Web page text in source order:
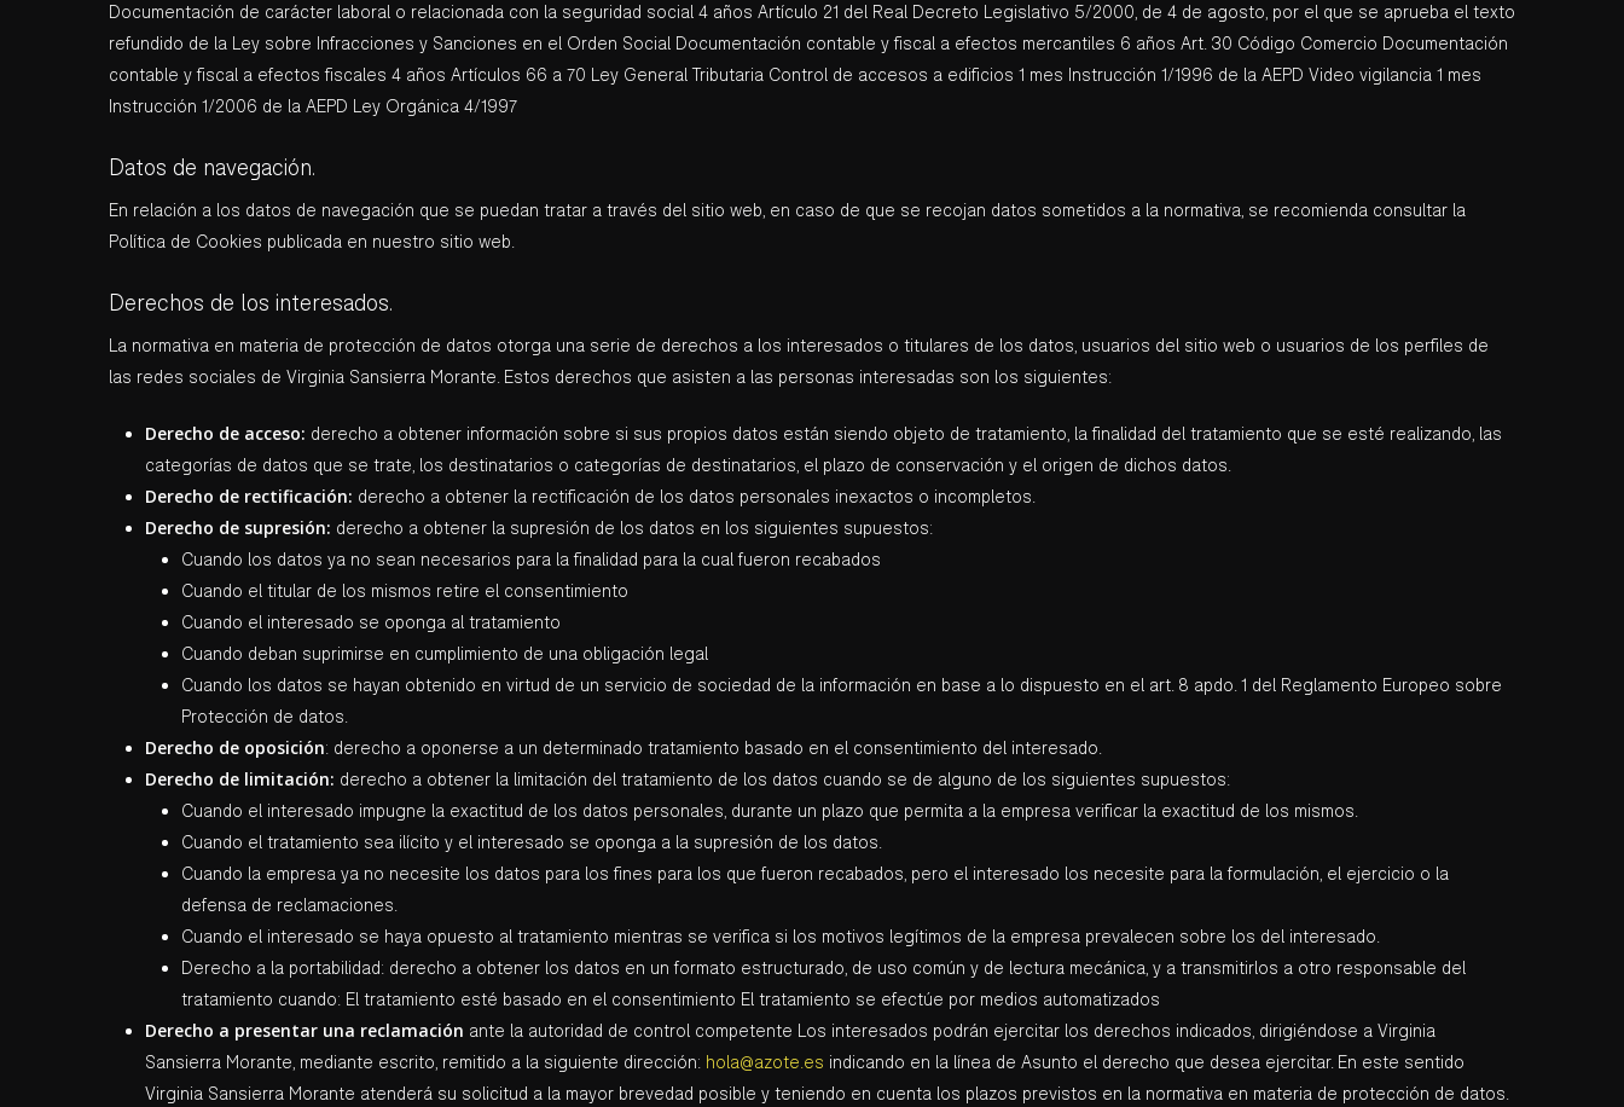
Documentación de carácter laboral o relacionada con la seguridad social 4 años Artículo 21 del Real Decreto Legislativo 5/2000, de 4 de agosto, por el que se aprueba el texto
refundido de la Ley sobre Infracciones y Sanciones en el Orden Social Documentación contable y fiscal a efectos mercantiles 6 años Art. 30 Código Comercio Documentación
contable y fiscal a efectos fiscales 4 años Artículos 66 a 70 Ley General Tributaria Control de accesos a edificios 1 mes Instrucción 1/1996 de la AEPD Video vigilancia 1 mes
Instrucción 1/2006 de la AEPD Ley Orgánica 4/1997
Datos de navegación.
En relación a los datos de navegación que se puedan tratar a través del sitio web, en caso de que se recojan datos sometidos a la normativa, se recomienda consultar la
Política de Cookies publicada en nuestro sitio web.
Derechos de los interesados.
La normativa en materia de protección de datos otorga una serie de derechos a los interesados o titulares de los datos, usuarios del sitio web o usuarios de los perfiles de
las redes sociales de Virginia Sansierra Morante. Estos derechos que asisten a las personas interesadas son los siguientes:
Derecho de acceso: derecho a obtener información sobre si sus propios datos están siendo objeto de tratamiento, la finalidad del tratamiento que se esté realizando, las
categorías de datos que se trate, los destinatarios o categorías de destinatarios, el plazo de conservación y el origen de dichos datos.
Derecho de rectificación: derecho a obtener la rectificación de los datos personales inexactos o incompletos.
Derecho de supresión: derecho a obtener la supresión de los datos en los siguientes supuestos:
Cuando los datos ya no sean necesarios para la finalidad para la cual fueron recabados
Cuando el titular de los mismos retire el consentimiento
Cuando el interesado se oponga al tratamiento
Cuando deban suprimirse en cumplimiento de una obligación legal
Cuando los datos se hayan obtenido en virtud de un servicio de sociedad de la información en base a lo dispuesto en el art. 8 apdo. 1 del Reglamento Europeo sobre
Protección de datos.
Derecho de oposición: derecho a oponerse a un determinado tratamiento basado en el consentimiento del interesado.
Derecho de limitación: derecho a obtener la limitación del tratamiento de los datos cuando se de alguno de los siguientes supuestos:
Cuando el interesado impugne la exactitud de los datos personales, durante un plazo que permita a la empresa verificar la exactitud de los mismos.
Cuando el tratamiento sea ilícito y el interesado se oponga a la supresión de los datos.
Cuando la empresa ya no necesite los datos para los fines para los que fueron recabados, pero el interesado los necesite para la formulación, el ejercicio o la
defensa de reclamaciones.
Cuando el interesado se haya opuesto al tratamiento mientras se verifica si los motivos legítimos de la empresa prevalecen sobre los del interesado.
Derecho a la portabilidad: derecho a obtener los datos en un formato estructurado, de uso común y de lectura mecánica, y a transmitirlos a otro responsable del
tratamiento cuando: El tratamiento esté basado en el consentimiento El tratamiento se efectúe por medios automatizados
Derecho a presentar una reclamación ante la autoridad de control competente Los interesados podrán ejercitar los derechos indicados, dirigiéndose a Virginia
Sansierra Morante, mediante escrito, remitido a la siguiente dirección: hola@azote.es indicando en la línea de Asunto el derecho que desea ejercitar. En este sentido
Virginia Sansierra Morante atenderá su solicitud a la mayor brevedad posible y teniendo en cuenta los plazos previstos en la normativa en materia de protección de datos.